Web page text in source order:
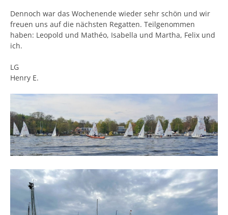
Dennoch war das Wochenende wieder sehr schön und wir
freuen uns auf die nächsten Regatten. Teilgenommen
haben: Leopold und Mathéo, Isabella und Martha, Felix und
ich.
LG
Henry E.